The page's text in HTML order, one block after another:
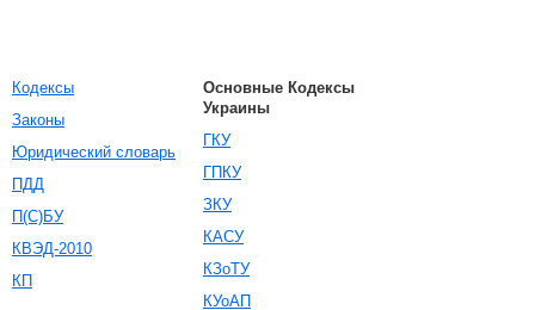
Кодексы
Законы
Юридический словарь
ПДД
П(С)БУ
КВЭД-2010
КП
Основные Кодексы
Украины
ГКУ
ГПКУ
ЗКУ
КАСУ
КЗоТУ
КУоАП